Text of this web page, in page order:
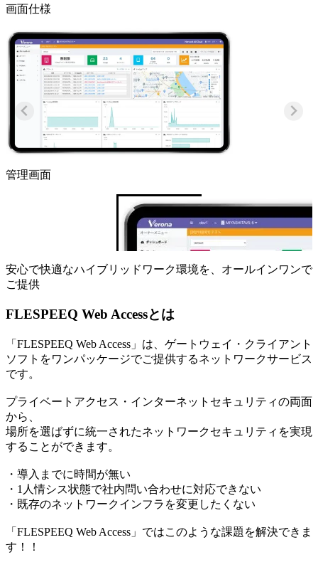
画面仕様
管理画面
安心で快適なハイブリッドワーク環境を、オールインワンで
ご提供
FLESPEEQ Web Accessとは
「FLESPEEQ Web Access」は、ゲートウェイ・クライアント
ソフトをワンパッケージでご提供するネットワークサービス
です。
プライベートアクセス・インターネットセキュリティの両面
から、
場所を選ばずに統一されたネットワークセキュリティを実現
することができます。
・導入までに時間が無い
・1人情シス状態で社内問い合わせに対応できない
・既存のネットワークインフラを変更したくない
「FLESPEEQ Web Access」ではこのような課題を解決できま
す！！